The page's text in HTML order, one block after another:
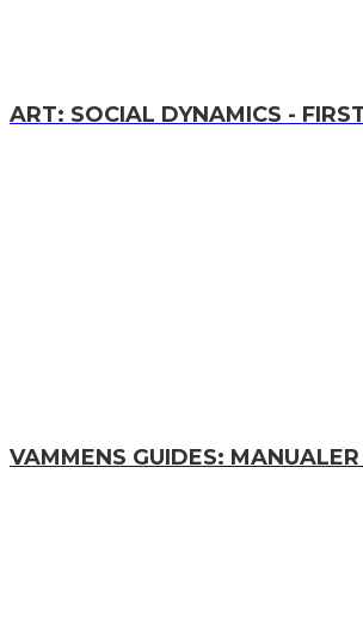
ART: SOCIAL DYNAMICS -
VAMMENS GUIDES: